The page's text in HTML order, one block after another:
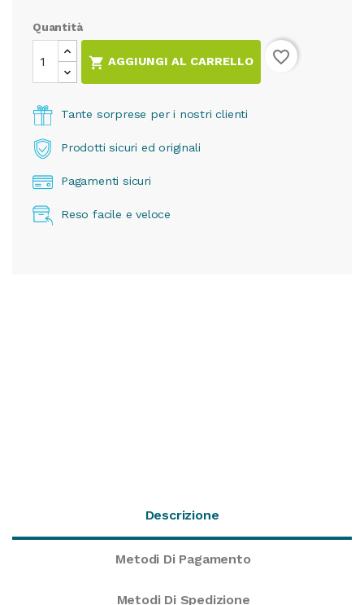
Quantità
 AGGIUNGI AL CARRELLO favorite_border
Tante sorprese per i nostri clienti
Prodotti sicuri ed originali
Pagamenti sicuri
Reso facile e veloce
Descrizione
Metodi Di Pagamento
Metodi Di Spedizione